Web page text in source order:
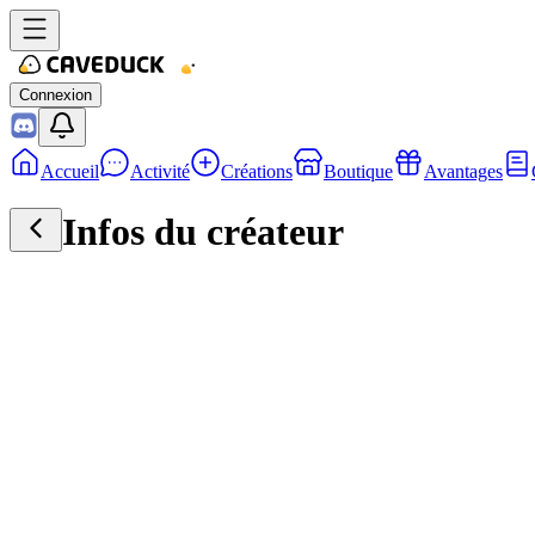
Connexion
Accueil Activité Créations Boutique Avantages
Infos du créateur